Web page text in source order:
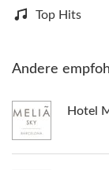
Top Hits
Andere
Hotel